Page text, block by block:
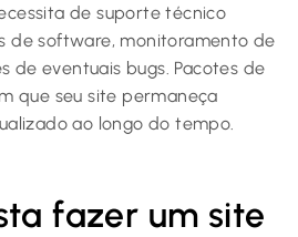
de suporte técnico
de software, monitoramento de
de eventuais bugs. Pacotes de
que seu site permaneça
ao longo do tempo.
fazer um site